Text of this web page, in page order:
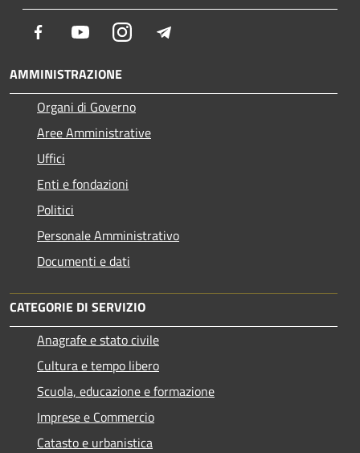
Facebook YoutubeInstagram
AMMINISTRAZIONE
Organi di Governo
Aree Amministrative
Uffici
Enti e fondazioni
Politici
Personale Amministrativo
Documenti e dati
CATEGORIE DI SERVIZIO
Anagrafe e stato civile
Cultura e tempo libero
Scuola, educazione e formazione
Imprese e Commercio
Catasto e urbanistica